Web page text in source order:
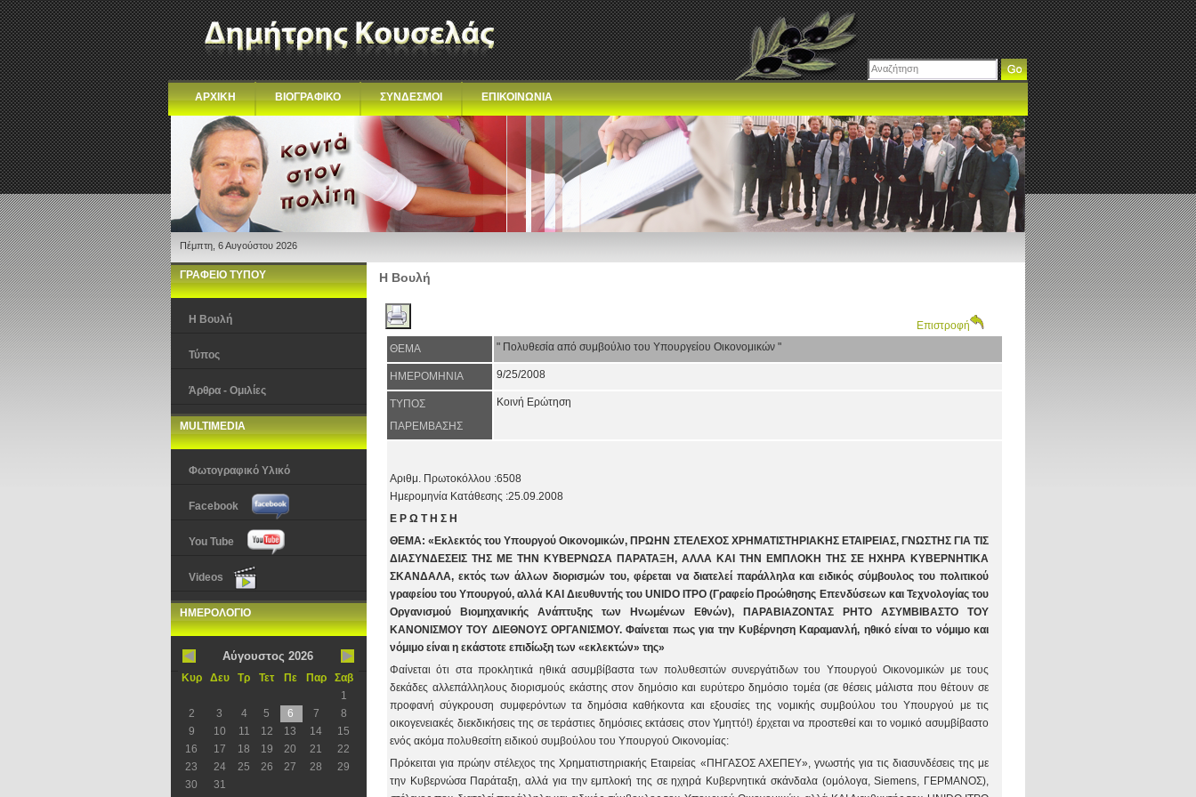
ΑΡΧΙΚΗ ΒΙΟΓΡΑΦΙΚΟ ΣΥΝΔΕΣΜΟΙ ΕΠΙΚΟΙΝΩΝΙΑ
Πέμπτη, 6 Αυγούστου 2026
ΓΡΑΦΕΙΟ ΤΥΠΟΥ
Η Βουλή
Τύπος
Άρθρα - Ομιλίες
MULTIMEDIA
Φωτογραφικό Υλικό
Facebook
You Tube
Videos
ΗΜΕΡΟΛΟΓΙΟ
Αύγουστος 2026
Κυρ Δευ Τρ Τετ Πε Παρ
Σαβ
1
2
3 4 5 6 7
8
9
10 11 12 13 14
15
16
17 18 19 20 21
22
23
24 25 26 27 28
29
30
31
Η Βουλή
Επιστροφή
ΘΕΜΑ
" Πολυθεσία από συμβούλιο του Υπουργείου Οικονομικών "
ΗΜΕΡΟΜΗΝΙΑ 9/25/2008
ΤΥΠΟΣ
ΠΑΡΕΜΒΑΣΗΣ
Κοινή Ερώτηση
Αριθμ. Πρωτοκόλλου :6508
Ημερομηνία Κατάθεσης :25.09.2008
Ε Ρ Ω Τ Η Σ Η
ΘΕΜΑ: «Εκλεκτός του Υπουργού Οικονομικών, ΠΡΩΗΝ ΣΤΕΛΕΧΟΣ ΧΡΗΜΑΤΙΣΤΗΡΙΑΚΗΣ ΕΤΑΙΡΕΙΑΣ, ΓΝΩΣΤΗΣ ΓΙΑ ΤΙΣ
ΔΙΑΣΥΝΔΕΣΕΙΣ ΤΗΣ ΜΕ ΤΗΝ ΚΥΒΕΡΝΩΣΑ ΠΑΡΑΤΑΞΗ, ΑΛΛΑ ΚΑΙ ΤΗΝ ΕΜΠΛΟΚΗ ΤΗΣ ΣΕ ΗΧΗΡΑ ΚΥΒΕΡΝΗΤΙΚΑ
ΣΚΑΝΔΑΛΑ, εκτός των άλλων διορισμών του, φέρεται να διατελεί παράλληλα και ειδικός σύμβουλος του πολιτικού
γραφείου του Υπουργού, αλλά ΚΑΙ Διευθυντής του UNIDO ITPO (Γραφείο Προώθησης Επενδύσεων και Τεχνολογίας του
Οργανισμού Βιομηχανικής Ανάπτυξης των Ηνωμένων Εθνών), ΠΑΡΑΒΙΑΖΟΝΤΑΣ ΡΗΤΟ ΑΣΥΜΒΙΒΑΣΤΟ ΤΟΥ
ΚΑΝΟΝΙΣΜΟΥ ΤΟΥ ΔΙΕΘΝΟΥΣ ΟΡΓΑΝΙΣΜΟΥ. Φαίνεται πως για την Κυβέρνηση Καραμανλή, ηθικό είναι το νόμιμο και
νόμιμο είναι η εκάστοτε επιδίωξη των «εκλεκτών» της»
Φαίνεται ότι στα προκλητικά ηθικά ασυμβίβαστα των πολυθεσιτών συνεργάτιδων του Υπουργού Οικονομικών με τους
δεκάδες αλλεπάλληλους διορισμούς εκάστης στον δημόσιο και ευρύτερο δημόσιο τομέα (σε θέσεις μάλιστα που θέτουν σε
προφανή σύγκρουση συμφερόντων τα δημόσια καθήκοντα και εξουσίες της νομικής συμβούλου του Υπουργού με τις
οικογενειακές διεκδικήσεις της σε τεράστιες δημόσιες εκτάσεις στον Υμηττό!) έρχεται να προστεθεί και το νομικό ασυμβίβαστο
ενός ακόμα πολυθεσίτη ειδικού συμβούλου του Υπουργού Οικονομίας:
Πρόκειται για πρώην στέλεχος της Χρηματιστηριακής Εταιρείας «ΠΗΓΑΣΟΣ ΑΧΕΠΕΥ», γνωστής για τις διασυνδέσεις της με
την Κυβερνώσα Παράταξη, αλλά για την εμπλοκή της σε ηχηρά Κυβερνητικά σκάνδαλα (ομόλογα, Siemens, ΓΕΡΜΑΝΟΣ),